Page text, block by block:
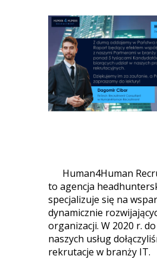
Human4Human
to agencja
specjalizuje się na
dynamicznie
organizacji. W 2020 r.
naszych usług
rekrutacje w branży IT.